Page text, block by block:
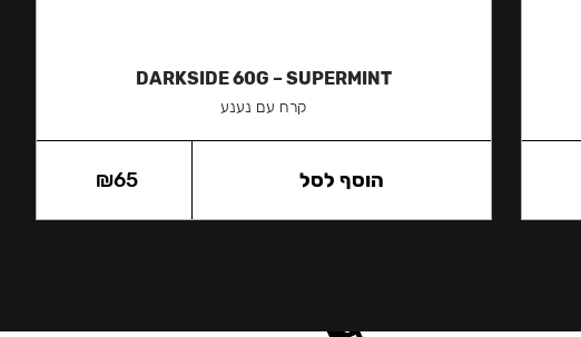
DARKSIDE 60G – SUPERMINT
קרח עם נענע
₪65 הוסף לסל